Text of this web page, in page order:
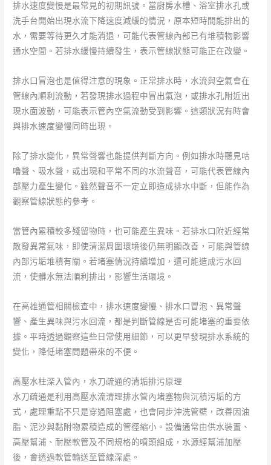
排水速度變慢是最常見的初期訊號。當廚房水槽、浴室排水孔或
洗手台開始出現水流下降速度減緩的情況，原本短時間能排出的
水，需要等待更久才能消退，可能代表管線內部已有堆積物影響
通水空間。若排水緩慢持續發生，表示管線狀態可能正在改變。
排水口冒泡也是值得注意的現象。正常排水時，水流與空氣會在
管線內順利流動，若發現排水過程中冒出氣泡，或排水孔附近出
現水面波動，可能表示管內空氣流動受到影響。這類狀況有時會
與排水速度變慢同時出現。
除了排水變化，異常聲響也能提供判斷方向。例如排水時聽見咕
嚕聲、吸水聲，或出現和平常不同的水流聲音，可能代表管線內
部壓力產生變化。雖然聲音不一定立即造成排水中斷，但能作為
觀察管線狀態的參考。
當管內累積較多殘留物時，也可能產生異味。若排水口附近經常
散發異常氣味，即使清潔周圍環境後仍無明顯改善，可能與管線
內部污垢堆積有關。若堵塞情況持續增加，還可能造成污水回
流，使髒水無法順利排出，影響生活環境。
在高雄通管相關檢查中，排水速度變慢、排水口冒泡、異常聲
響、產生異味與污水回流，都是判斷管線是否可能堵塞的重要依
據。平時透過觀察這些日常使用細節，可以更早發現排水系統的
變化，降低堵塞問題帶來的不便。
高壓水柱深入管內，水刀疏通的清垢排污原理
水刀疏通是利用高壓水流清理排水管內堵塞物與沉積污垢的方
式，處理重點不只是穿過阻塞處，也會同步沖洗管壁，改善因油
脂、泥沙與黏附物累積造成的管徑縮小。設備通常由供水裝置、
高壓幫浦、耐壓軟管及不同規格的噴頭組成，水源經幫浦加壓
後，會透過軟管輸送至管線深處。